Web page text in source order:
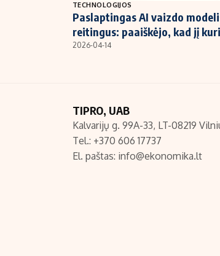
TECHNOLOGIJOS
Paslaptingas AI vaizdo
reitingus: paaiškėjo, kad jį
2026-04-14
TIPRO, UAB
Kalvarijų g. 99A-33, LT-08219
Tel.: +370 606 17737
El. paštas: info@ekonomika.lt